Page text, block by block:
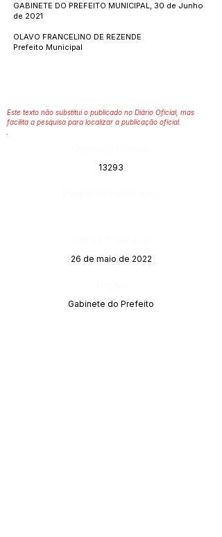
GABINETE DO PREFEITO MUNICIPAL, 30 de Junho
de 2021
OLAVO FRANCELINO DE REZENDE
Prefeito Municipal
Este texto não substitui o publicado no Diário Oficial, mas
facilita a pesquisa para localizar a publicação oficial.
13293
26 de maio de 2022
Gabinete do Prefeito